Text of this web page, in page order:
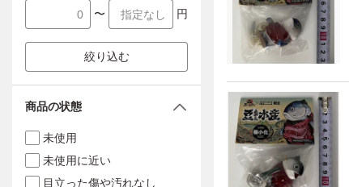
〜 円
絞り込む
商品の状態
未使用
未使用に近い
目立った傷や汚れなし